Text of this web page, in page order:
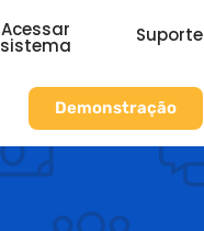
Acessar
sistema Suporte
Demonstração